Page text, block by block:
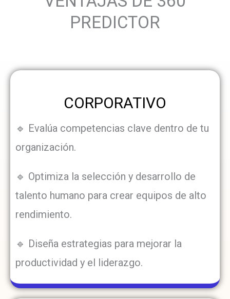
PREDICTOR
CORPORATIVO
🔹 Evalúa competencias clave dentro de tu
organización.
🔹 Optimiza la selección y desarrollo de
talento humano para crear equipos de alto
rendimiento.
🔹 Diseña estrategias para mejorar la
productividad y el liderazgo.